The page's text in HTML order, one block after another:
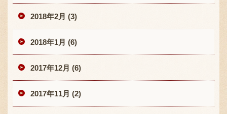
2018年2月 (3)
2018年1月 (6)
2017年12月 (6)
2017年11月 (2)